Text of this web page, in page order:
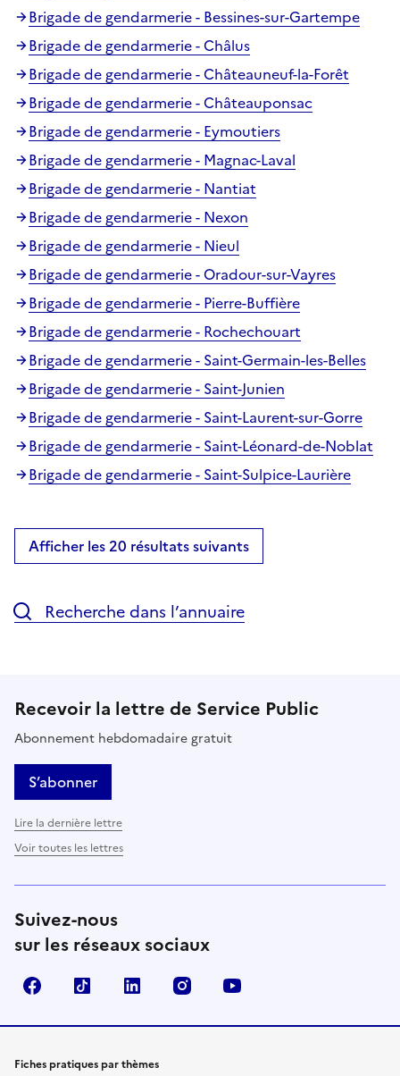
Brigade de gendarmerie - Bessines-sur-Gartempe
Brigade de gendarmerie - Châlus
Brigade de gendarmerie - Châteauneuf-la-Forêt
Brigade de gendarmerie - Châteauponsac
Brigade de gendarmerie - Eymoutiers
Brigade de gendarmerie - Magnac-Laval
Brigade de gendarmerie - Nantiat
Brigade de gendarmerie - Nexon
Brigade de gendarmerie - Nieul
Brigade de gendarmerie - Oradour-sur-Vayres
Brigade de gendarmerie - Pierre-Buffière
Brigade de gendarmerie - Rochechouart
Brigade de gendarmerie - Saint-Germain-les-Belles
Brigade de gendarmerie - Saint-Junien
Brigade de gendarmerie - Saint-Laurent-sur-Gorre
Brigade de gendarmerie - Saint-Léonard-de-Noblat
Brigade de gendarmerie - Saint-Sulpice-Laurière
Afficher les 20 résultats suivants
Recherche dans l’annuaire
Recevoir la lettre de Service Public
Abonnement hebdomadaire gratuit
S’abonner
Lire la dernière lettre
Voir toutes les lettres
Suivez-nous
sur les réseaux sociaux
FacebookTikTok LinkedIn Instagram
Fiches pratiques par thèmes